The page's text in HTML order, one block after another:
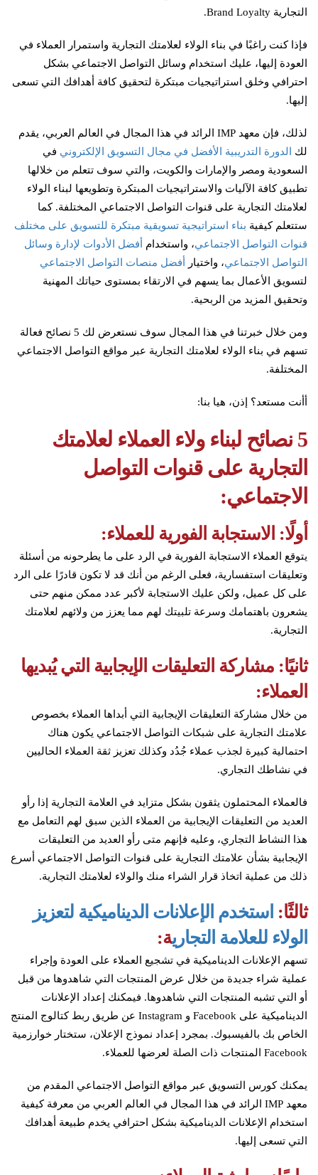
التجارية Brand Loyalty.
فإذا كنت راغبًا في بناء الولاء لعلامتك التجارية واستمرار العملاء في
العودة إليها، عليك استخدام وسائل التواصل الاجتماعي بشكل
احترافي وخلق استراتيجيات مبتكرة لتحقيق كافة أهدافك التي تسعى
إليها.
لذلك، فإن معهد IMP الرائد في هذا المجال في العالم العربي، يقدم
لك
الدورة التدريبية الأفضل في مجال التسويق الإلكتروني في
السعودية ومصر والإمارات والكويت، والتي سوف تتعلم من خلالها
تطبيق كافة الآليات والاستراتيجيات المبتكرة وتطويعها لبناء الولاء
لعلامتك التجارية على قنوات التواصل الاجتماعي المختلفة. كما
ستتعلم كيفية بناء استراتيجية تسويقية مبتكرة للتسويق على مختلف
قنوات التواصل الاجتماعي، واستخدام
أفضل الأدوات لإدارة وسائل
التواصل الاجتماعي، واختيار
أفضل منصات التواصل الاجتماعي
لتسويق الأعمال بما يسهم في الارتقاء بمستوى حياتك المهنية
وتحقيق المزيد من الربحية.
ومن خلال خبرتنا في هذا المجال سوف نستعرض لك 5 نصائح فعالة
تسهم في بناء الولاء لعلامتك التجارية عبر مواقع التواصل الاجتماعي
المختلفة.
أأنت مستعد؟ إذن، هيا بنا:
5 نصائح لبناء ولاء العملاء لعلامتك
التجارية على قنوات التواصل
الاجتماعي:
أولًا: الاستجابة الفورية للعملاء:
يتوقع العملاء الاستجابة الفورية في الرد على ما يطرحونه من أسئلة
وتعليقات استفسارية، فعلى الرغم من أنك قد لا تكون قادرًا على الرد
على كل عميل، ولكن عليك الاستجابة لأكبر عدد ممكن منهم حتى
يشعرون باهتمامك وسرعة تلبيتك لهم مما يعزز من ولائهم لعلامتك
التجارية.
ثانيًا: مشاركة التعليقات الإيجابية التي يُبديها
العملاء:
من خلال مشاركة التعليقات الإيجابية التي أبداها العملاء بخصوص
علامتك التجارية على شبكات التواصل الاجتماعي يكون هناك
احتمالية كبيرة لجذب عملاء جُدُد وكذلك تعزيز ثقة العملاء الحاليين
في نشاطك التجاري.
فالعملاء المحتملون يثقون بشكل متزايد في العلامة التجارية إذا رأو
العديد من التعليقات الإيجابية من العملاء الذين سبق لهم التعامل مع
هذا النشاط التجاري، وعليه فإنهم متى رأو العديد من التعليقات
الإيجابية بشأن علامتك التجارية على قنوات التواصل الاجتماعي أسرع
ذلك من عملية اتخاذ قرار الشراء منك والولاء لعلامتك التجارية.
ثالثًا: استخدم الإعلانات الديناميكية لتعزيز
الولاء للعلامة التجارية:
تسهم الإعلانات الديناميكية في تشجيع العملاء على العودة وإجراء
عملية شراء جديدة من خلال عرض المنتجات التي شاهدوها من قبل
أو التي تشبه المنتجات التي شاهدوها. فيمكنك إعداد الإعلانات
الديناميكية على Facebook و Instagram عن طريق ربط كتالوج المنتج
الخاص بك بالفيسبوك. بمجرد إعداد نموذج الإعلان، ستختار خوارزمية
Facebook المنتجات ذات الصلة لعرضها للعملاء.
يمكنك كورس التسويق عبر مواقع التواصل الاجتماعي المقدم من
معهد IMP الرائد في هذا المجال في العالم العربي من معرفة كيفية
استخدام الإعلانات الديناميكية بشكل احترافي يخدم طبيعة أهدافك
التي تسعى إليها.